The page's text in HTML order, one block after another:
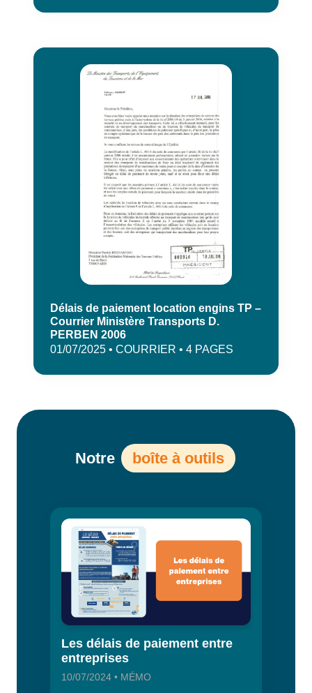
Délais de paiement location engins TP –
Courrier Ministère Transports D.
PERBEN 2006
01/07/2025 • COURRIER • 4 PAGES
Notre boîte à outils
Les délais de paiement entre
entreprises
10/07/2024 • MÉMO